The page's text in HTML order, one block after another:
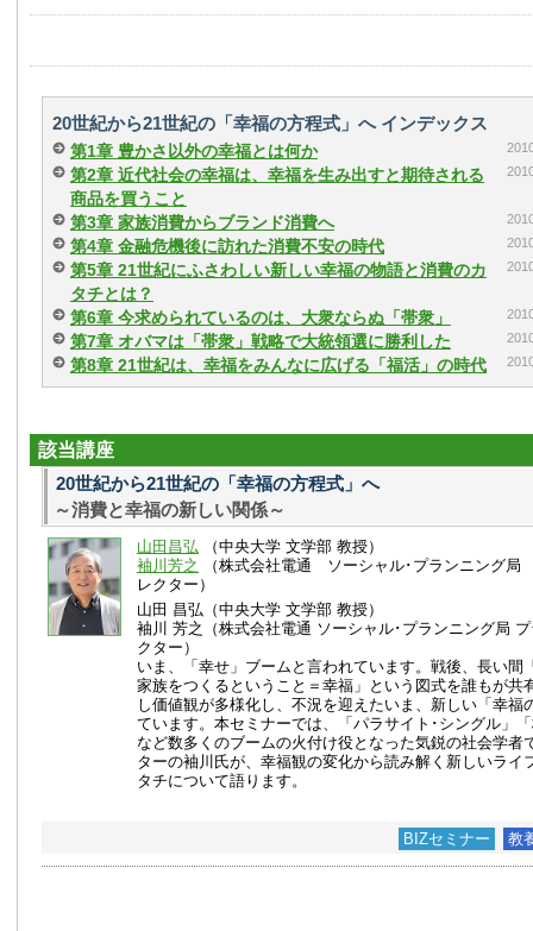
20世紀から21世紀の「幸福の方程式」へ インデックス
第1章 豊かさ以外の幸福とは何か
第2章 近代社会の幸福は、幸福を生み出すと期待される
商品を買うこと
第3章 家族消費からブランド消費へ
第4章 金融危機後に訪れた消費不安の時代
第5章 21世紀にふさわしい新しい幸福の物語と消費のカ
タチとは？
第6章 今求められているのは、大衆ならぬ「帯衆」
第7章 オバマは「帯衆」戦略で大統領選に勝利した
第8章 21世紀は、幸福をみんなに広げる「福活」の時代
該当講座
20世紀から21世紀の「幸福の方程式」へ
～消費と幸福の新しい関係～
山田昌弘 （中央大学 文学部 教授）
袖川芳之
（株式会社電通 ソーシャル･プランニング局
レクター）
山田 昌弘（中央大学 文学部 教授）
袖川 芳之（株式会社電通 ソーシャル･プランニング局
クター）
いま、「幸せ」ブームと言われています。戦後、長い間
家族をつくるということ＝幸福」という図式を誰もが共
し価値観が多様化し、不況を迎えたいま、新しい「幸福
ています。本セミナーでは、「パラサイト･シングル」
など数多くのブームの火付け役となった気鋭の社会学者
ターの袖川氏が、幸福観の変化から読み解く新しいライ
タチについて語ります。
BIZセミナー 教